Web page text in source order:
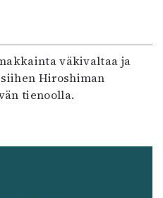
väkivaltaa ja
Hiroshiman
tienoolla.